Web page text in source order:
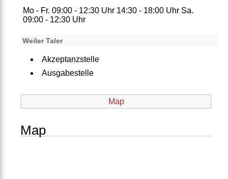
Mo - Fr. 09:00 - 12:30 Uhr 14:30 - 18:00 Uhr Sa.
09:00 - 12:30 Uhr
Weiler Taler
Akzeptanzstelle
Ausgabestelle
Map
Map